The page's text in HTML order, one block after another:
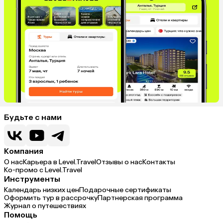
Будьте с нами
Компания
О насКарьера в Level.TravelОтзывы о насКонтакты
Ко-промо с Level.Travel
Инструменты
Календарь низких ценПодарочные сертификаты
Оформить тур в рассрочкуПартнерская программа
Журнал о путешествиях
Помощь